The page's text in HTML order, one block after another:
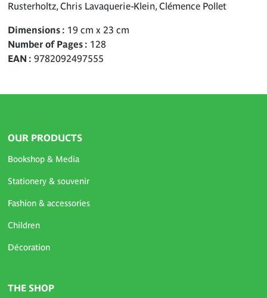
Rusterholtz, Chris Lavaquerie-Klein, Clémence Pollet
Dimensions
19 cm x 23 cm
Number of Pages
128
EAN
9782092497555
OUR PRODUCTS
Bookshop & Media
Stationery & souvenir
Fashion & accessories
Children
Décoration
THE SHOP